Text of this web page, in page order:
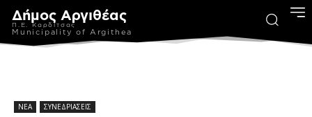
Δήμος Αργιθέας
Π.Ε. Καρδίτσας
Municipality of Argithea
ΝΕΑ ΣΥΝΕΔΡΙΑΣΕΙΣ